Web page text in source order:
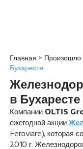
Главная > Произошло
Бухаресте
в Бухаресте
Компании OLTIS
ежегодной акции
Feroviare), которая
2010 г.